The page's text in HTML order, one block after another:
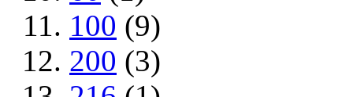
100 (9)
200 (3)